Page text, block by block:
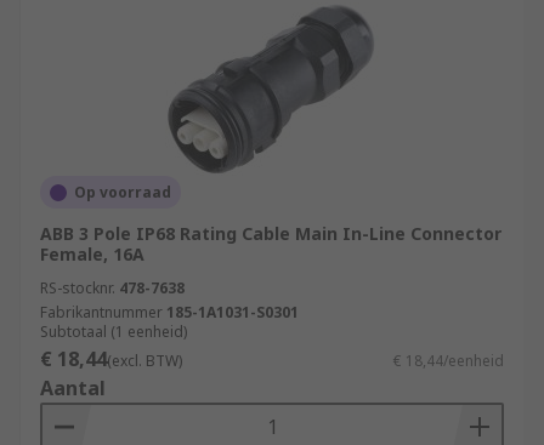
Op voorraad
ABB 3 Pole IP68 Rating Cable Main In-Line Connector
Female, 16A
RS-stocknr. 478-7638
Fabrikantnummer 185-1A1031-S0301
Subtotaal (1 eenheid)
€ 18,44(excl. BTW) € 18,44/eenheid
Aantal